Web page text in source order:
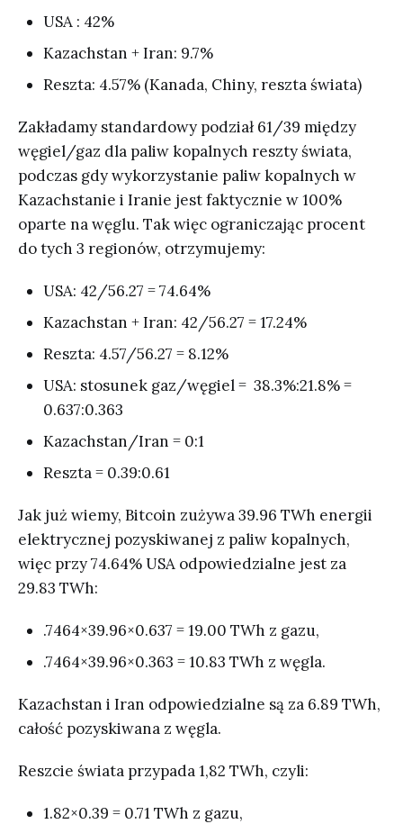
USA : 42%
Kazachstan + Iran: 9.7%
Reszta: 4.57% (Kanada, Chiny, reszta świata)
Zakładamy standardowy podział 61/39 między
węgiel/gaz dla paliw kopalnych reszty świata,
podczas gdy wykorzystanie paliw kopalnych w
Kazachstanie i Iranie jest faktycznie w 100%
oparte na węglu. Tak więc ograniczając procent
do tych 3 regionów, otrzymujemy:
USA: 42/56.27 = 74.64%
Kazachstan + Iran: 42/56.27 = 17.24%
Reszta: 4.57/56.27 = 8.12%
USA: stosunek gaz/węgiel = 38.3%:21.8% =
0.637:0.363
Kazachstan/Iran = 0:1
Reszta = 0.39:0.61
Jak już wiemy, Bitcoin zużywa 39.96 TWh energii
elektrycznej pozyskiwanej z paliw kopalnych,
więc przy 74.64% USA odpowiedzialne jest za
29.83 TWh:
.7464×39.96×0.637 = 19.00 TWh z gazu,
.7464×39.96×0.363 = 10.83 TWh z węgla.
Kazachstan i Iran odpowiedzialne są za 6.89 TWh,
całość pozyskiwana z węgla.
Reszcie świata przypada 1,82 TWh, czyli:
1.82×0.39 = 0.71 TWh z gazu,